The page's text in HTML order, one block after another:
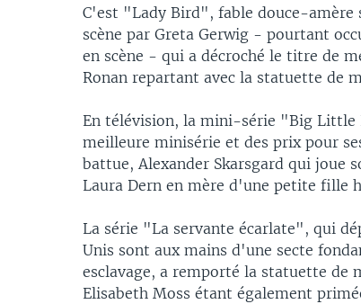
C'est "Lady Bird", fable douce-amère
scène par Greta Gerwig - pourtant
en scène - qui a décroché le titre de
Ronan repartant avec la statuette de
En télévision, la mini-série "Big Little
meilleure minisérie et des prix pour
battue, Alexander Skarsgard qui joue
Laura Dern en mère d'une petite fille
La série "La servante écarlate", qui
Unis sont aux mains d'une secte
esclavage, a remporté la statuette de
Elisabeth Moss étant également